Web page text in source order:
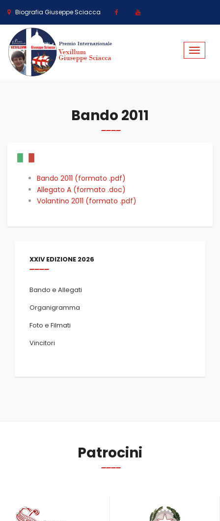
Biografia Giuseppe Sciacca
Toggle
Bando 2011
Bando 2011 (formato .pdf)
Allegato A (formato .doc)
Volantino 2011 (formato .pdf)
XXIV EDIZIONE 2026
Bando e Allegati
Organigramma
Foto e Filmati
Vincitori
Patrocini